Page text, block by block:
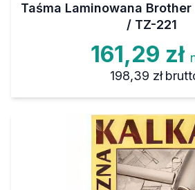
Taśma Laminowana
/ TZ-221
161,29 zł
198,39 zł